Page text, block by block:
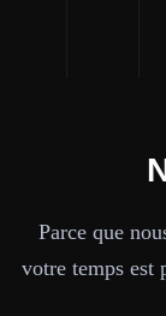
Parce que
votre temps est